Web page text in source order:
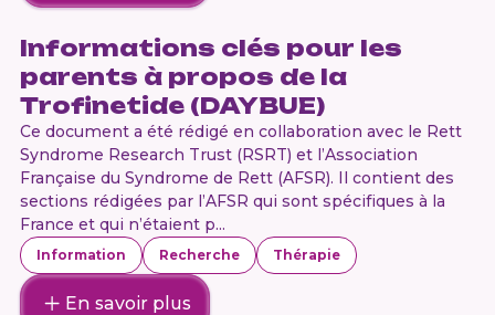
Informations clés pour les
parents à propos de la
Trofinetide (DAYBUE)
Ce document a été rédigé en collaboration avec le Rett
Syndrome Research Trust (RSRT) et l’Association
Française du Syndrome de Rett (AFSR). Il contient des
sections rédigées par l’AFSR qui sont spécifiques à la
France et qui n’étaient p...
Information Recherche Thérapie
En savoir plus